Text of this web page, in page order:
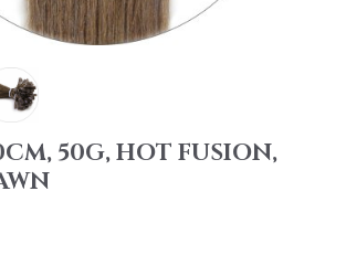
50G, HOT FUSION,